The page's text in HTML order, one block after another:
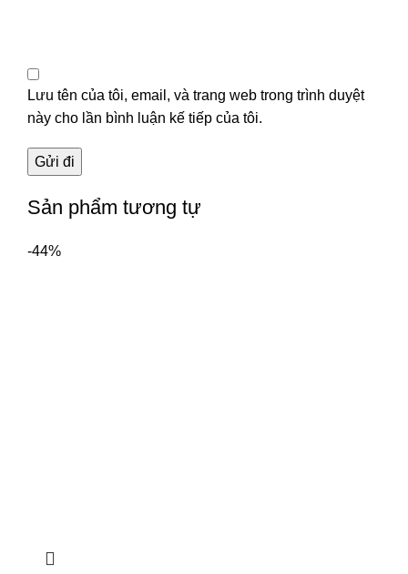
Lưu tên của tôi, email, và trang web trong trình duyệt
này cho lần bình luận kế tiếp của tôi.
Sản phẩm tương tự
-44%